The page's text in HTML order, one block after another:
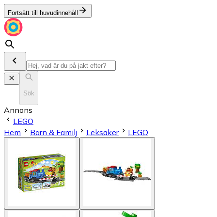
Fortsätt till huvudinnehåll
Sök
Annons
LEGO
Hem
Barn & Familj Leksaker LEGO